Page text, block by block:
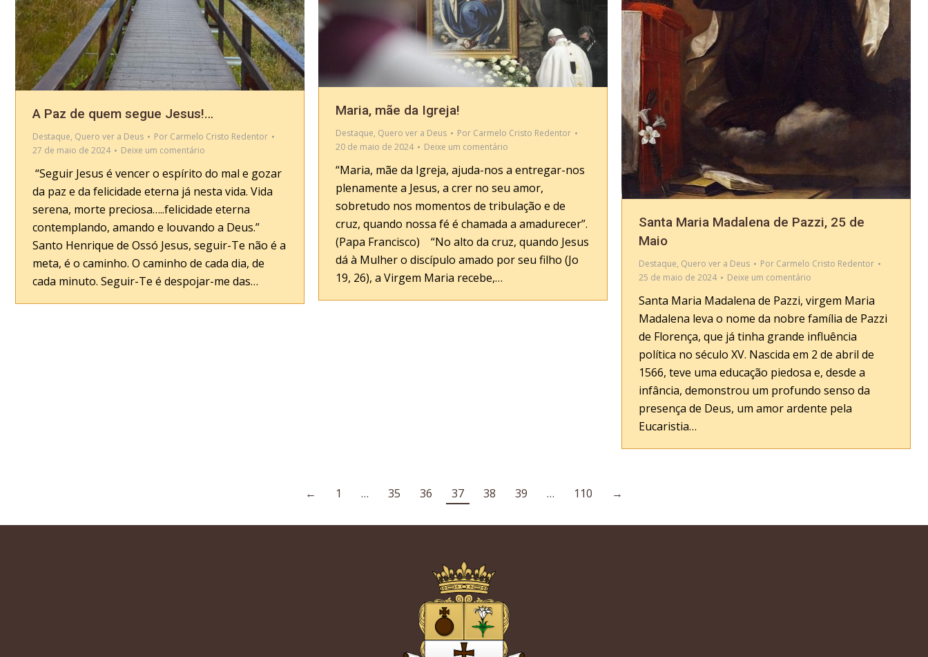
A Paz de quem segue Jesus!…
Destaque, Quero ver a Deus Por Carmelo Cristo Redentor
27 de maio de 2024
Deixe um comentário
“Seguir Jesus é vencer o espírito do mal e gozar
da paz e da felicidade eterna já nesta vida. Vida
serena, morte preciosa…..felicidade eterna
contemplando, amando e louvando a Deus.”
Santo Henrique de Ossó Jesus, seguir-Te não é a
meta, é o caminho. O caminho de cada dia, de
cada minuto. Seguir-Te é despojar-me das…
Santa Maria Madalena de Pazzi, 25 de
Maio
Destaque, Quero ver a Deus Por Carmelo Cristo Redentor
25 de maio de 2024
Deixe um comentário
Santa Maria Madalena de Pazzi, virgem Maria
Madalena leva o nome da nobre família de Pazzi
de Florença, que já tinha grande influência
política no século XV. Nascida em 2 de abril de
1566, teve uma educação piedosa e, desde a
infância, demonstrou um profundo senso da
presença de Deus, um amor ardente pela
Eucaristia…
Maria, mãe da Igreja!
Destaque, Quero ver a Deus Por Carmelo Cristo Redentor
20 de maio de 2024
Deixe um comentário
“Maria, mãe da Igreja, ajuda-nos a entregar-nos
plenamente a Jesus, a crer no seu amor,
sobretudo nos momentos de tribulação e de
cruz, quando nossa fé é chamada a amadurecer”.
(Papa Francisco) “No alto da cruz, quando Jesus
dá à Mulher o discípulo amado por seu filho (Jo
19, 26), a Virgem Maria recebe,…
← 1 … 35 36 37 38 39 … 110 →